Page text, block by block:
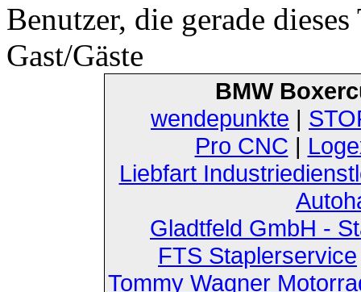
Benutzer, die gerade
Gast/Gäste
BMW
wendepunkte |
Pro CNC |
Liebfart
Gladtfeld GmbH -
FTS Staplerservice
Tommy Wagner